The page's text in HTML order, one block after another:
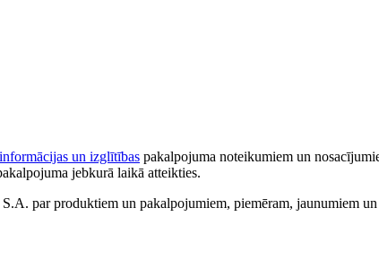
informācijas un izglītības pakalpojuma noteikumiem un
jebkurā laikā atteikties.
par produktiem un pakalpojumiem, piemēram, jaunumiem